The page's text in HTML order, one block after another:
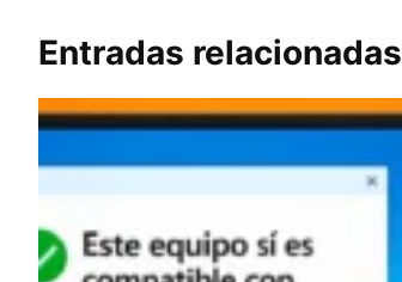
Entradas relacionadas